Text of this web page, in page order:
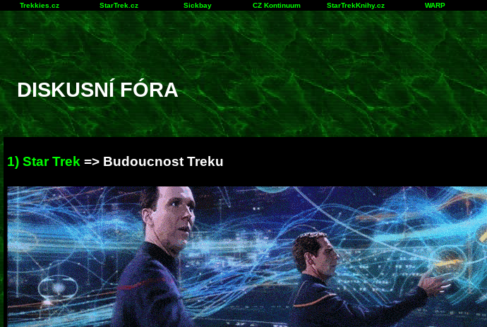
Trekkies.cz StarTrek.cz Sickbay CZ Kontinuum StarTrekKnihy.cz WARP
DISKUSNÍ FÓRA
1) Star Trek => Budoucnost Treku